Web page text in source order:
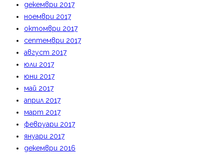
декември 2017
ноември 2017
октомври 2017
септември 2017
август 2017
юли 2017
юни 2017
май 2017
април 2017
март 2017
февруари 2017
януари 2017
декември 2016